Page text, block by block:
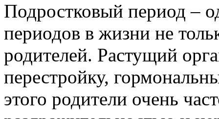
Подростковый период –
периодов в жизни не
родителей. Растущий
перестройку,
этого родители очень